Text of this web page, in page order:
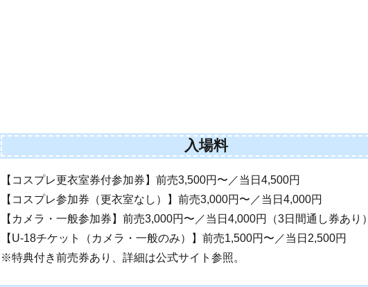
入場料
【コスプレ更衣室券付参加券】前売3,500円〜／当日4,500円
【コスプレ参加券（更衣室なし）】前売3,000円〜／当日4,000円
【カメラ・一般参加券】前売3,000円〜／当日4,000円（3日間通し券あり）
【U-18チケット（カメラ・一般のみ）】前売1,500円〜／当日2,500円
※特典付き前売券あり、詳細は公式サイト参照。